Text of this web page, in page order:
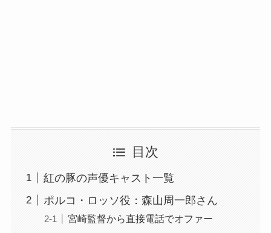
目次
紅の豚の声優キャスト一覧
ポルコ・ロッソ役：森山周一郎さん
宮崎監督から直接電話でオファー